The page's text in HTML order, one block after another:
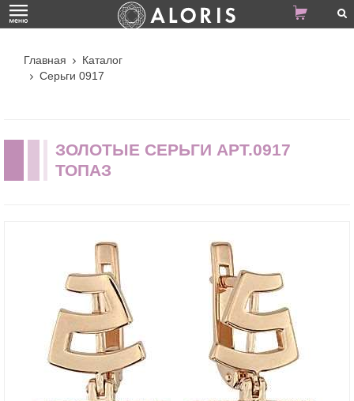
Главная
Каталог
Серьги 0917
ЗОЛОТЫЕ СЕРЬГИ АРТ.0917
ТОПАЗ